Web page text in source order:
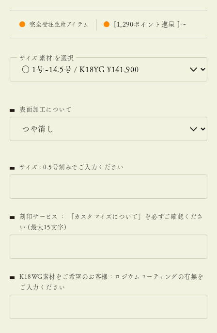
完全受注生産アイテム 1,290ポイント進呈 ] 〜
サイズ 素材
表面加工について
サイズ : 0.5号刻みでご入力ください
刻印サービス ： 「カスタマイズについて」を必ずご確認くださ
い (最大15文字)
K18WG素材をご希望のお客様：ロジウムコーティングの有無を
ご入力ください